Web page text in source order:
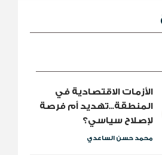
الأزمات الاقتصادية في
المنطقة...تهديد أم فرصة
لإصلاح سياسي؟
محمد حسن الساعدي